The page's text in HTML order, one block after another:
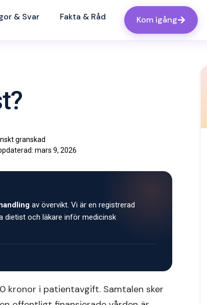
& Svar Fakta & Råd Kom igång
granskad
mars 9, 2026
av övervikt. Vi är en registrerad
dietist och läkare inför medicinsk
kronor i patientavgift. Samtalen sker